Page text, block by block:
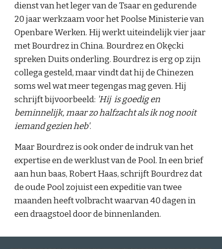
dienst van het leger van de Tsaar en gedurende
20 jaar werkzaam voor het Poolse Ministerie van
Openbare Werken. Hij werkt uiteindelijk vier jaar
met Bourdrez in China. Bourdrez en Okęcki
spreken Duits onderling. Bourdrez is erg op zijn
collega gesteld, maar vindt dat hij de Chinezen
soms wel wat meer tegengas mag geven. Hij
schrijft bijvoorbeeld: 'Hij is goedig en
beminnelijk, maar zo halfzacht als ik nog nooit
iemand gezien heb'.
Maar Bourdrez is ook onder de indruk van het
expertise en de werklust van de Pool. In een brief
aan hun baas, Robert Haas, schrijft Bourdrez dat
de oude Pool zojuist een expeditie van twee
maanden heeft volbracht waarvan 40 dagen in
een draagstoel door de binnenlanden.